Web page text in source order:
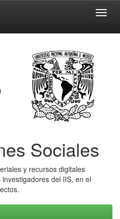
Sociales
y recursos digitales
del IIS, en el